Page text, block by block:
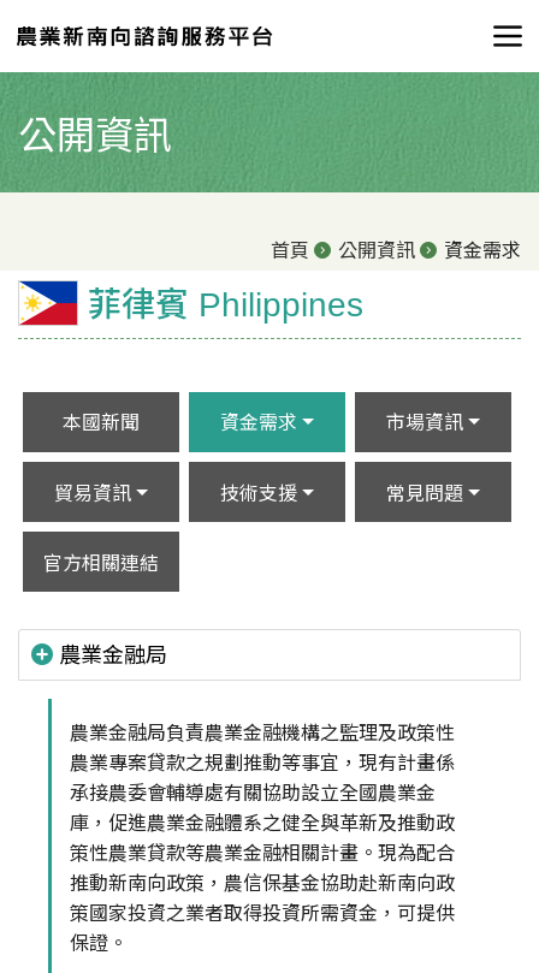
公開資訊
首頁 公開資訊 資金需求
菲律賓 Philippines
本國新聞 資金需求 市場資訊
貿易資訊 技術支援 常見問題
官方相關連結
農業金融局
農業金融局負責農業金融機構之監理及政策性
農業專案貸款之規劃推動等事宜，現有計畫係
承接農委會輔導處有關協助設立全國農業金
庫，促進農業金融體系之健全與革新及推動政
策性農業貸款等農業金融相關計畫。現為配合
推動新南向政策，農信保基金協助赴新南向政
策國家投資之業者取得投資所需資金，可提供
保證。